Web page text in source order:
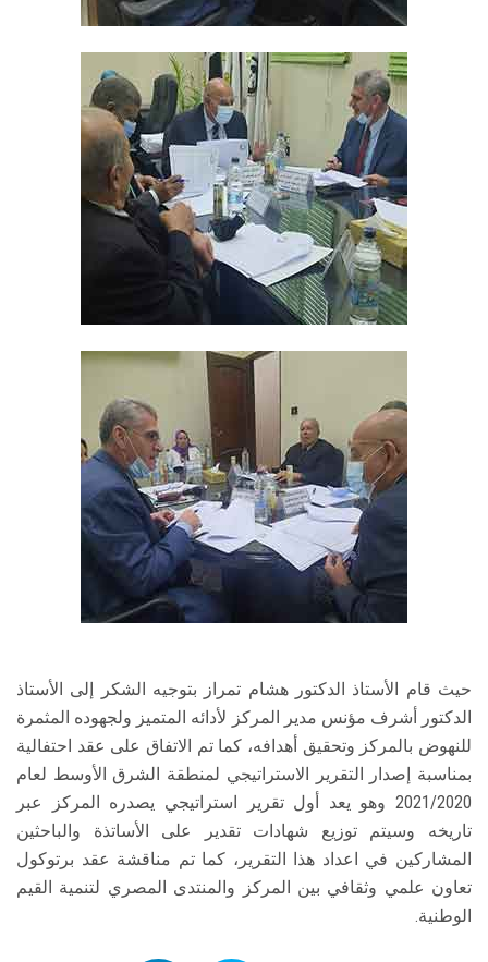
حيث قام الأستاذ الدكتور هشام تمراز بتوجيه الشكر إلى الأستاذ
الدكتور أشرف مؤنس مدير المركز لأدائه المتميز ولجهوده المثمرة
للنهوض بالمركز وتحقيق أهدافه، كما تم الاتفاق على عقد احتفالية
بمناسبة إصدار التقرير الاستراتيجي لمنطقة الشرق الأوسط لعام
2021/2020 وهو يعد أول تقرير استراتيجي يصدره المركز عبر
تاريخه وسيتم توزيع شهادات تقدير على الأساتذة والباحثين
المشاركين في اعداد هذا التقرير، كما تم مناقشة عقد برتوكول
تعاون علمي وثقافي بين المركز والمنتدى المصري لتنمية القيم
الوطنية.